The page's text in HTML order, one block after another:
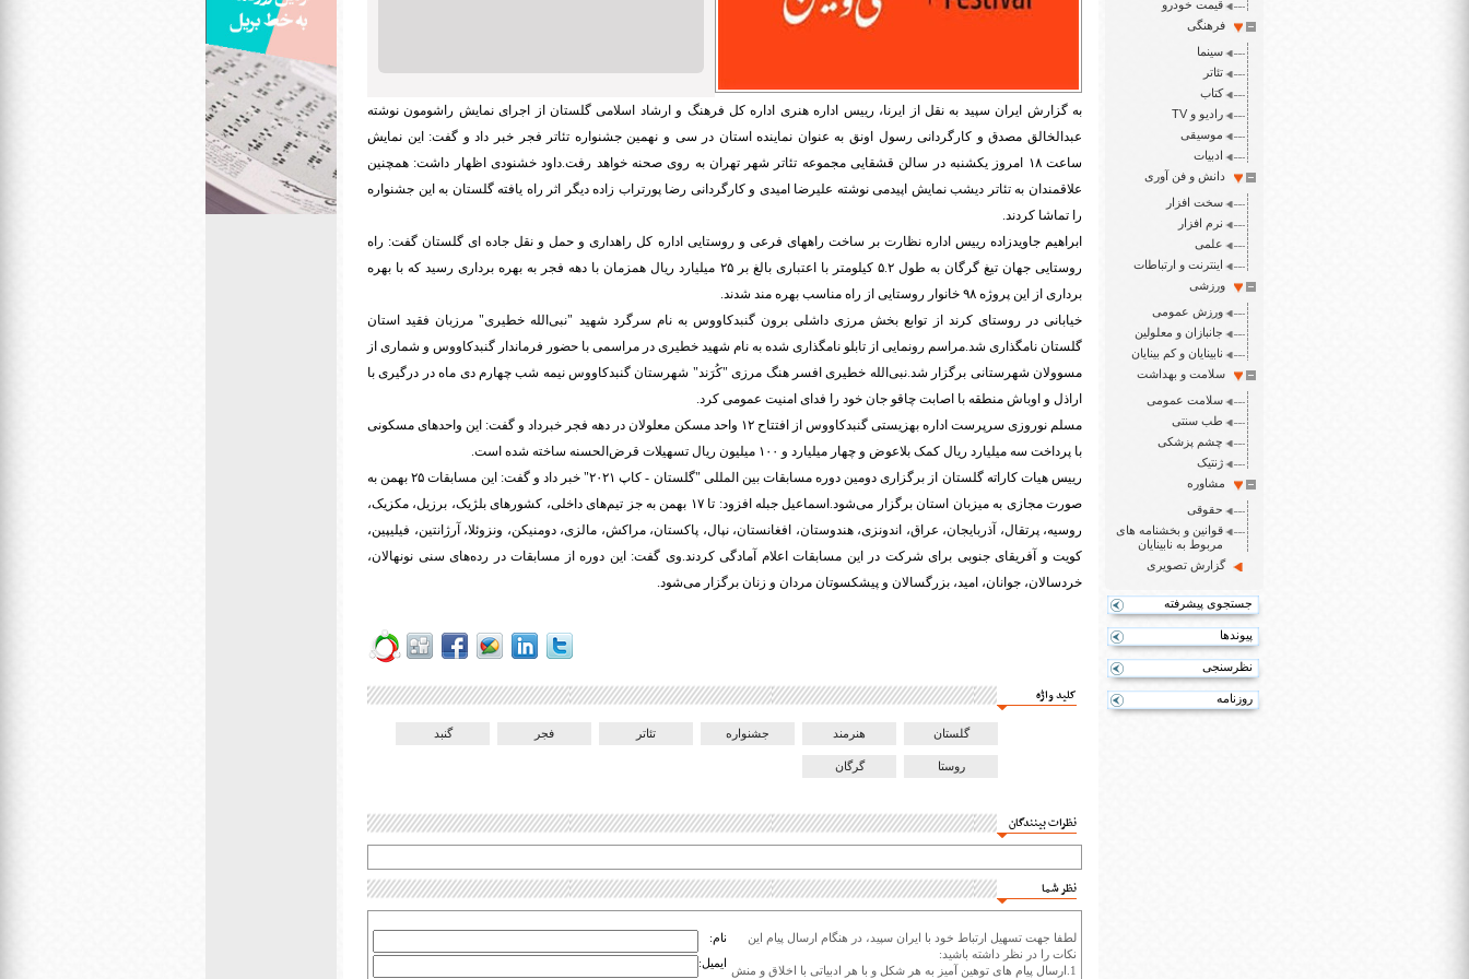
قیمت خودرو
فرهنگی
سینما
تئاتر
کتاب
رادیو و TV
موسیقی
ادبیات
دانش و فن آوری
سخت افزار
نرم افزار
علمی
اینترنت و ارتباطات
ورزشی
ورزش عمومی
جانبازان و معلولین
نابینایان و کم بینایان
سلامت و بهداشت
سلامت عمومی
طب سنتی
چشم پزشکی
ژنتیک
مشاوره
حقوقی
قوانین و بخشنامه های
مربوط به نابینایان
گزارش تصویری
جستجوی پیشرفته
پیوندها
نظرسنجی
روزنامه
به گزارش ایران سپید به نقل از ایرنا، رییس اداره هنری اداره کل فرهنگ و ارشاد اسلامی گلستان از اجرای نمایش راشومون نوشته
عبدالخالق مصدق و کارگردانی رسول اونق به عنوان نماینده استان در سی و نهمین جشنواره تئاتر فجر خبر داد و گفت: این نمایش
ساعت ۱۸ امروز یکشنبه در سالن قشقایی مجموعه تئاتر شهر تهران به روی صحنه خواهد رفت.داود خشنودی اظهار داشت: همچنین
علاقمندان به تئاتر دیشب نمایش اپیدمی نوشته علیرضا امیدی و کارگردانی رضا پورتراب زاده دیگر اثر راه یافته گلستان به این جشنواره
را تماشا کردند.
ابراهیم جاویدزاده رییس اداره نظارت بر ساخت راههای فرعی و روستایی اداره کل راهداری و حمل و نقل جاده ای گلستان گفت: راه
روستایی جهان تیغ گرگان به طول ۵.۲ کیلومتر با اعتباری بالغ بر ۲۵ میلیارد ریال همزمان با دهه فجر به بهره برداری رسید که با بهره
برداری از این پروژه ۹۸ خانوار روستایی از راه مناسب بهره مند شدند.
خیابانی در روستای کرند از توابع بخش مرزی داشلی برون گنبدکاووس به نام سرگرد شهید "نبی‌الله خطیری" مرزبان فقید استان
گلستان نامگذاری شد.مراسم رونمایی از تابلو نامگذاری شده به نام شهید خطیری در مراسمی با حضور فرماندار گنبدکاووس و شماری از
مسوولان شهرستانی برگزار شد.نبی‌الله خطیری افسر هنگ مرزی "کُرَند" شهرستان گنبدکاووس نیمه شب چهارم دی ماه در درگیری با
اراذل و اوباش منطقه با اصابت چاقو جان خود را فدای امنیت عمومی کرد.
مسلم نوروزی سرپرست اداره بهزیستی گنبدکاووس از افتتاح ۱۲ واحد مسکن معلولان در دهه فجر خبرداد و گفت: این واحدهای مسکونی
با پرداخت سه میلیارد ریال کمک بلاعوض و چهار میلیارد و ۱۰۰ میلیون ریال تسهیلات قرض‌الحسنه ساخته شده است.
رییس هیات کاراته گلستان از برگزاری دومین دوره مسابقات بین المللی "گلستان - کاپ ۲۰۲۱" خبر داد و گفت: این مسابقات ۲۵ بهمن به
صورت مجازی به میزبان استان برگزار می‌شود.اسماعیل جبله افزود: تا ۱۷ بهمن به جز تیم‌های داخلی، کشورهای بلژیک، برزیل، مکزیک،
روسیه، پرتقال، آذربایجان، عراق، اندونزی، هندوستان، افغانستان، نپال، پاکستان، مراکش، مالزی، دومنیکن، ونزوئلا، آرژانتین، فیلیپین،
کویت و آفریقای جنوبی برای شرکت در این مسابقات اعلام آمادگی کردند.وی گفت: این دوره از مسابقات در رده‌های سنی نونهالان،
خردسالان، جوانان، امید، بزرگسالان و پیشکسوتان مردان و زنان برگزار می‌شود.
کلید واژه
گلستان هنرمند جشنواره تئاتر فجر گنبد
روستا گرگان
نظرات بینندگان
نظر شما
لطفا جهت تسهیل ارتباط خود با ایران سپید، در هنگام ارسال پیام این
نکات را در نظر داشته باشید:
1.ارسال پیام های توهین آمیز به هر شکل و با هر ادبیاتی با اخلاق و منش
نام:
ایمیل: